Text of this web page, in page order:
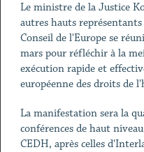
Le ministre de la Justice
autres hauts
Conseil de l'Europe se
mars pour réfléchir à la
exécution rapide et
européenne des droits de
La manifestation sera la
conférences de haut
CEDH, après celles